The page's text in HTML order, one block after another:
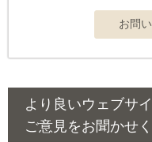
より良いウェブサ
ご意見をお聞かせ